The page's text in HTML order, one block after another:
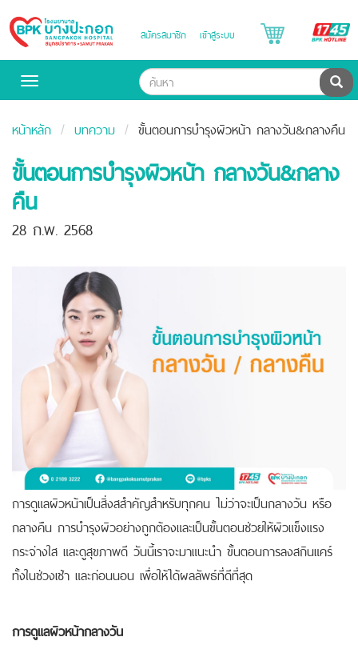
Bangpakok
Hospital
สมัครสมาชิก เข้าสู่ระบบ
Toggle
ค้น
หน้าหลัก บทความ ขั้นตอนการบำรุงผิวหน้า กลางวัน&กลางคืน
ขั้นตอนการบำรุงผิวหน้า กลางวัน&กลาง
คืน
28 ก.พ. 2568
การดูแลผิวหน้าเป็นสิ่งสสำคัญสำหรับทุกคน ไม่ว่าจะเป็นกลางวัน หรือ
กลางคืน การบำรุงผิวอย่างถูกต้องและเป็นขั้นตอนช่วยให้ผิวแข็งแรง
กระจ่างใส และดูสุขภาพดี วันนี้เราจะมาแนะนำ ขั้นตอนการลงสกินแคร์
ทั้งในช่วงเช้า และก่อนนอน เพื่อให้ได้ผลลัพธ์ที่ดีที่สุด
การดูแลผิวหน้ากลางวัน